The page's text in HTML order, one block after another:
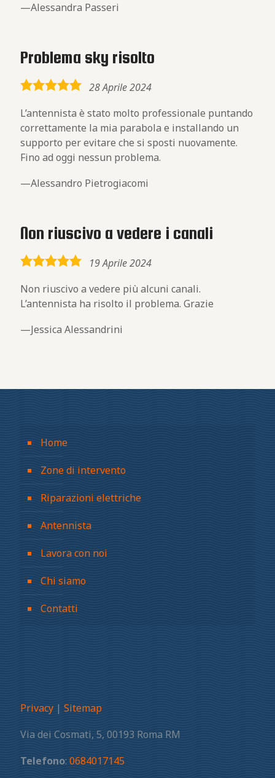
Alessandra Passeri
Problema sky risolto
5,0
28 Aprile 2024
L’antennista è stato molto professionale puntando
correttamente la mia parabola e installando un
supporto per evitare che si sposti nuovamente.
Fino ad oggi nessun problema.
Alessandro Pietrogiacomi
Non riuscivo a vedere i canali
5,0
19 Aprile 2024
Non riuscivo a vedere più alcuni canali.
L’antennista ha risolto il problema. Grazie
Jessica Alessandrini
Home
Zone di intervento
Riparazioni elettriche
Antennista
Lavora con noi
Chi siamo
Contatti
Privacy | Sitemap
Via dei Cosmati, 5, 00193 Roma RM
Telefono: 0684017145